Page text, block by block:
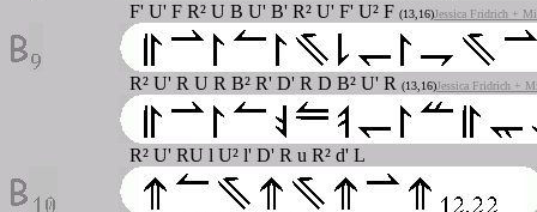
F' U' F R² U B U' B' R² U' F' U² F (13,16)Jessica Fridrich +
R² U' R U R B² R' D' R D B² U' R (13,16)Jessica Fridrich +
R² U' RU l U² l' D' R u R² d' L